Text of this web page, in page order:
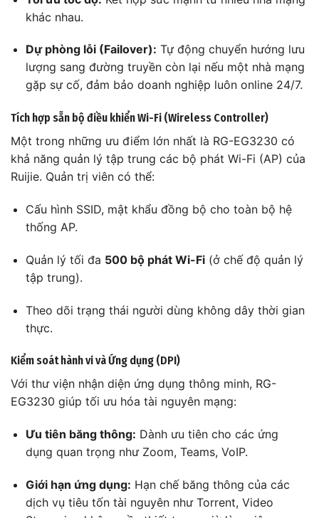
khác nhau.
Dự phòng lỗi (Failover): Tự động chuyển hướng lưu
lượng sang đường truyền còn lại nếu một nhà mạng
gặp sự cố, đảm bảo doanh nghiệp luôn online 24/7.
Tích hợp sẵn bộ điều khiển Wi-Fi (Wireless Controller)
Một trong những ưu điểm lớn nhất là RG-EG3230 có
khả năng quản lý tập trung các bộ phát Wi-Fi (AP) của
Ruijie. Quản trị viên có thể:
Cấu hình SSID, mật khẩu đồng bộ cho toàn bộ hệ
thống AP.
Quản lý tối đa 500 bộ phát Wi-Fi(ở chế độ quản lý
tập trung).
Theo dõi trạng thái người dùng không dây thời gian
thực.
Kiểm soát hành vi và Ứng dụng (DPI)
Với thư viện nhận diện ứng dụng thông minh, RG-
EG3230 giúp tối ưu hóa tài nguyên mạng:
Ưu tiên băng thông: Dành ưu tiên cho các ứng
dụng quan trọng như Zoom, Teams, VoIP.
Giới hạn ứng dụng: Hạn chế băng thông của các
dịch vụ tiêu tốn tài nguyên như Torrent, Video